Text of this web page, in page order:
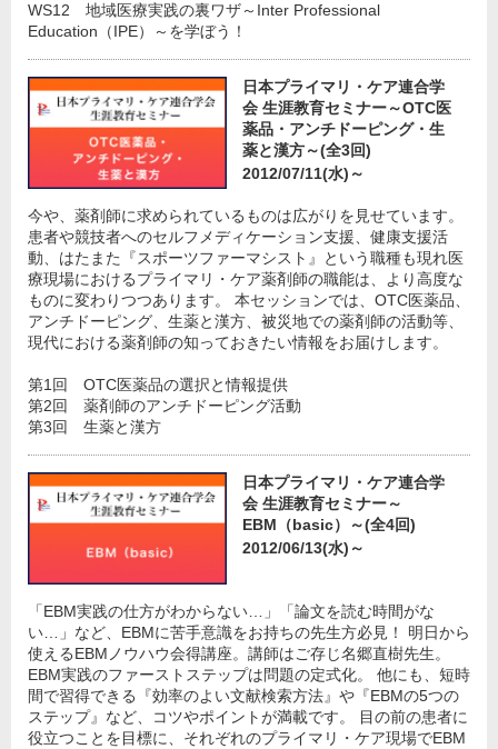
WS12 地域医療実践の裏ワザ～Inter Professional
Education（IPE）～を学ぼう！
日本プライマリ・ケア連合学
会 生涯教育セミナー～OTC医
薬品・アンチドーピング・生
薬と漢方～(全3回)
2012/07/11(水)～
今や、薬剤師に求められているものは広がりを見せています。
患者や競技者へのセルフメディケーション支援、健康支援活
動、はたまた『スポーツファーマシスト』という職種も現れ医
療現場におけるプライマリ・ケア薬剤師の職能は、より高度な
ものに変わりつつあります。 本セッションでは、OTC医薬品、
アンチドーピング、生薬と漢方、被災地での薬剤師の活動等、
現代における薬剤師の知っておきたい情報をお届けします。
第1回 OTC医薬品の選択と情報提供
第2回 薬剤師のアンチドーピング活動
第3回 生薬と漢方
日本プライマリ・ケア連合学
会 生涯教育セミナー～
EBM（basic）～(全4回)
2012/06/13(水)～
「EBM実践の仕方がわからない…」「論文を読む時間がな
い…」など、EBMに苦手意識をお持ちの先生方必見！ 明日から
使えるEBMノウハウ会得講座。講師はご存じ名郷直樹先生。
EBM実践のファーストステップは問題の定式化。 他にも、短時
間で習得できる『効率のよい文献検索方法』や『EBMの5つの
ステップ』など、コツやポイントが満載です。 目の前の患者に
役立つことを目標に、それぞれのプライマリ・ケア現場でEBM